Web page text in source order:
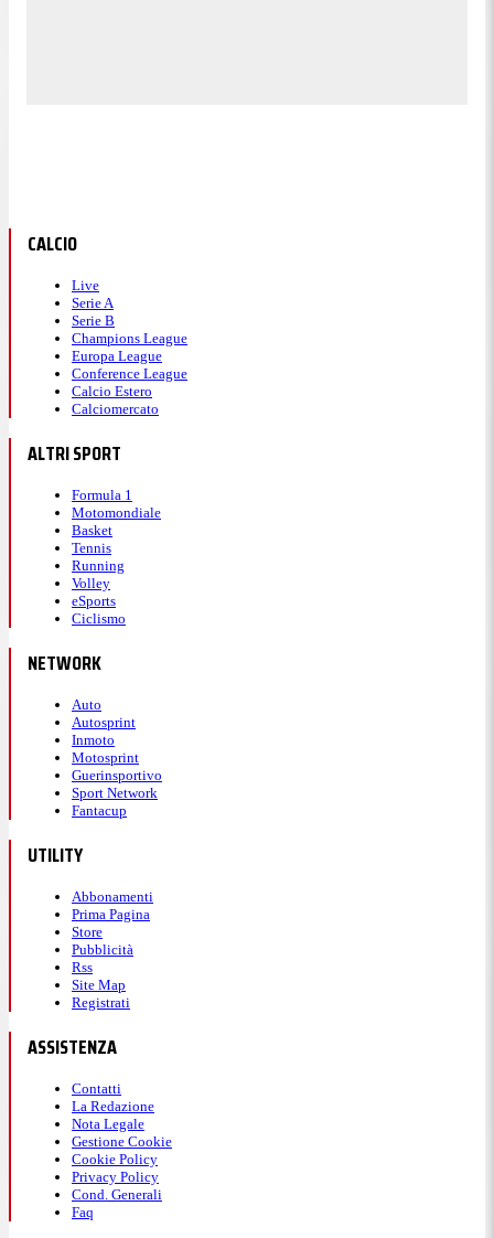
CALCIO
Live
Serie A
Serie B
Champions League
Europa League
Conference League
Calcio Estero
Calciomercato
ALTRI SPORT
Formula 1
Motomondiale
Basket
Tennis
Running
Volley
eSports
Ciclismo
NETWORK
Auto
Autosprint
Inmoto
Motosprint
Guerinsportivo
Sport Network
Fantacup
UTILITY
Abbonamenti
Prima Pagina
Store
Pubblicità
Rss
Site Map
Registrati
ASSISTENZA
Contatti
La Redazione
Nota Legale
Gestione Cookie
Cookie Policy
Privacy Policy
Cond. Generali
Faq